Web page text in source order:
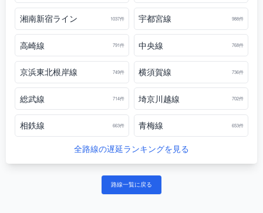
湘南新宿ライン 1037件 宇都宮線 988件
高崎線 791件 中央線 768件
京浜東北根岸線 749件 横須賀線 736件
総武線 714件 埼京川越線 702件
相鉄線 663件 青梅線 653件
全路線の遅延ランキングを見る
路線一覧に戻る